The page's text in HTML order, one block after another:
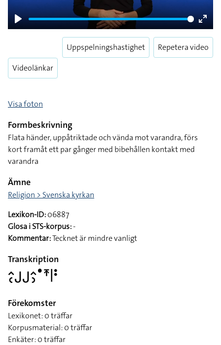
Play
Enter
Videolänkar
Uppspelningshastighet Repetera video
Visa foton
Formbeskrivning
Flata händer, uppåtriktade och vända mot varandra, förs
kort framåt ett par gånger med bibehållen kontakt med
varandra
Ämne
Religion > Svenska kyrkan
Lexikon-ID:06887
Glosa i STS-korpus:-
Kommentar:Tecknet är mindre vanligt
Transkription
􌤵􌥗􌤢􌤢􌤵􌤶􌤟􌥵􌥼􌥻
Förekomster
Lexikonet: 0 träffar
Korpusmaterial: 0 träffar
Enkäter: 0 träffar